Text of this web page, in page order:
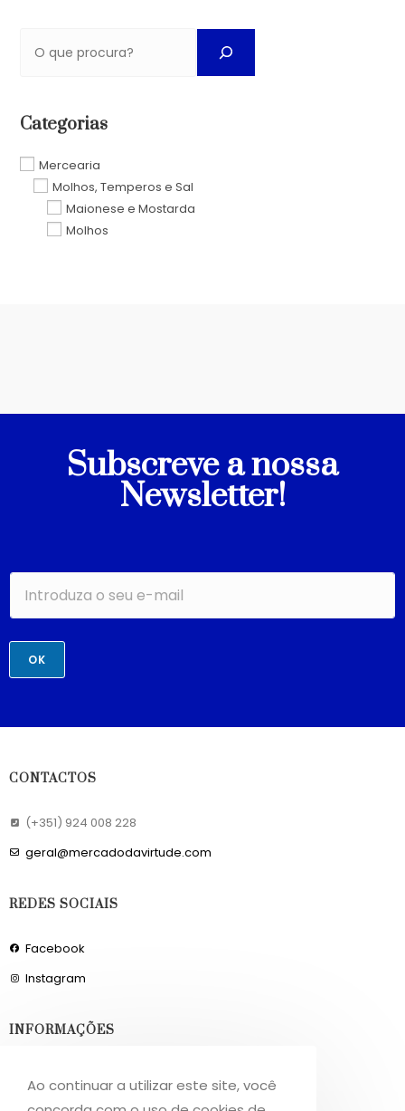
Categorias
Mercearia
Molhos, Temperos e Sal
Maionese e Mostarda
Molhos
Subscreve a nossa
Newsletter!
OK
CONTACTOS
(+351) 924 008 228
geral@mercadodavirtude.com
REDES SOCIAIS
Facebook
Instagram
INFORMAÇÕES
Livro de Reclamações
Ao continuar a utilizar este site, você